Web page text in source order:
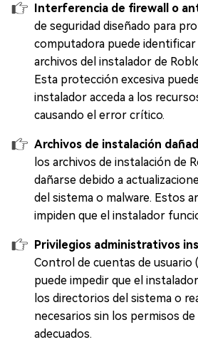
Interferencia de firewall o
de seguridad diseñado para
computadora puede
archivos del instalador de
Esta protección excesiva
instalador acceda a los
causando el error crítico.
Archivos de instalación
los archivos de instalación de
dañarse debido a
del sistema o malware. Estos
impiden que el instalador
Privilegios administrativos
Control de cuentas de usuario
puede impedir que el
los directorios del sistema o
necesarios sin los permisos
adecuados.